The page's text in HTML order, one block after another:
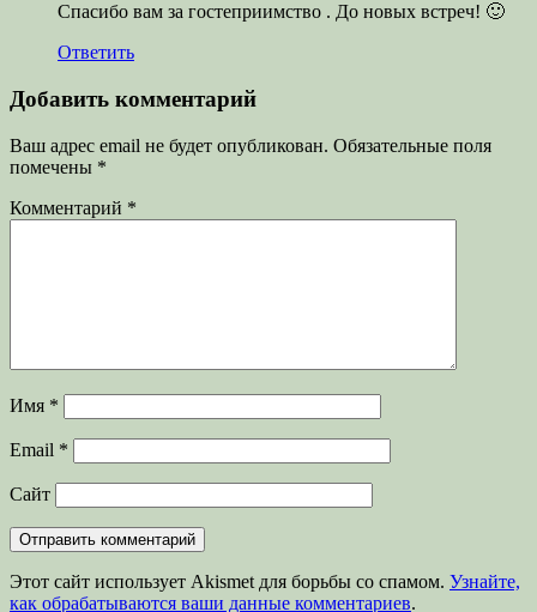
Спасибо вам за гостеприимство . До новых встреч! 🙂
Ответить
Добавить комментарий
Ваш адрес email не будет опубликован. Обязательные поля
помечены *
Комментарий *
Имя *
Email *
Сайт
Этот сайт использует Akismet для борьбы со спамом. Узнайте,
как обрабатываются ваши данные комментариев.